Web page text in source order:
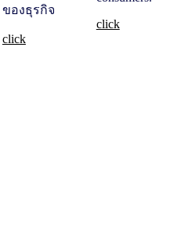
ของธุรกิจ
click
click